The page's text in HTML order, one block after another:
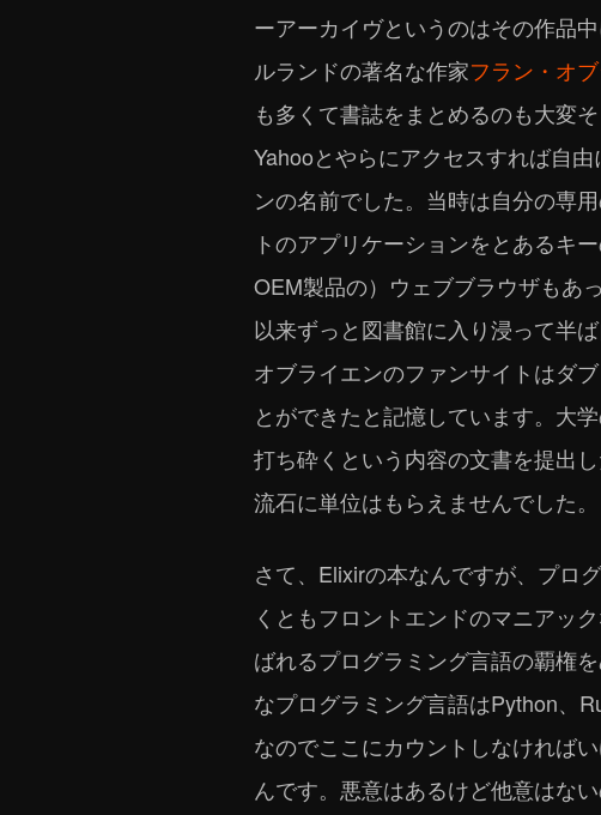
ーアーカイヴというのはその作品
ルランドの著名な作家フラン・オ
も多くて書誌をまとめるのも大変
Yahooとやらにアクセスすれば自
ンの名前でした。当時は自分の専
トのアプリケーションをとあるキ
OEM製品の）ウェブブラウザもあ
以来ずっと図書館に入り浸って半
オブライエンのファンサイトはダ
とができたと記憶しています。大
打ち砕くという内容の文書を提出
流石に単位はもらえませんでした。
さて、Elixirの本なんですが、プロ
くともフロントエンドのマニアッ
ばれるプログラミング言語の覇権
なプログラミング言語はPython、
なのでここにカウントしなければ
んです。悪意はあるけど他意はな